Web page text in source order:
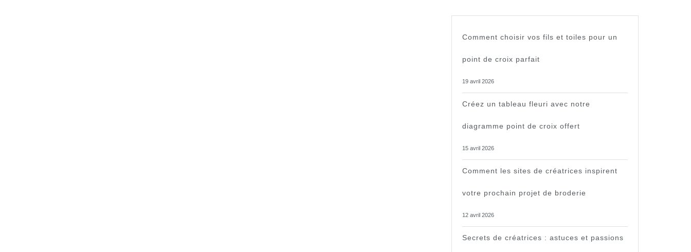
Comment choisir vos fils et toiles pour un
point de croix parfait
19 avril 2026
Créez un tableau fleuri avec notre
diagramme point de croix offert
15 avril 2026
Comment les sites de créatrices inspirent
votre prochain projet de broderie
12 avril 2026
Secrets de créatrices : astuces et passions